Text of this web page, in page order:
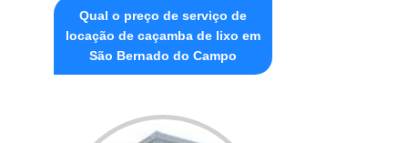
Qual o preço de serviço de
locação de caçamba de lixo em
São Bernado do Campo